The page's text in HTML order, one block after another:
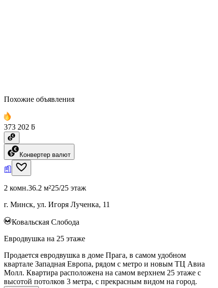
Похожие объявления
373 202 ƃ
Конвертер валют
2 комн.36.2 м²25/25 этаж
г. Минск, ул. Игоря Лученка, 11
Ковальская Слобода
Евродвушка на 25 этаже
Продается евродвушка в доме Прага, в самом удобном
квартале Западная Европа, рядом с метро и новым ТЦ Авиа
Молл. Квартира расположена на самом верхнем 25 этаже с
высотой потолков 3 метра, с прекрасным видом на город.